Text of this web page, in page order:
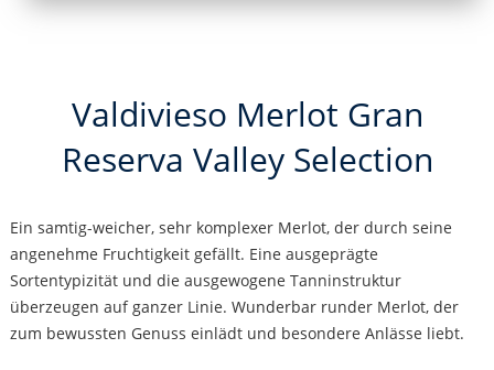
Valdivieso Merlot Gran
Reserva Valley Selection
Ein samtig-weicher, sehr komplexer Merlot, der durch seine
angenehme Fruchtigkeit gefällt. Eine ausgeprägte
Sortentypizität und die ausgewogene Tanninstruktur
überzeugen auf ganzer Linie. Wunderbar runder Merlot, der
zum bewussten Genuss einlädt und besondere Anlässe liebt.